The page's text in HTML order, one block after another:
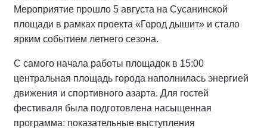
Мероприятие прошло 5 августа на Сусанинской
площади в рамках проекта «Город дышит» и стало
ярким событием летнего сезона.
С самого начала работы площадок в 15:00
центральная площадь города наполнилась энергией
движения и спортивного азарта. Для гостей
фестиваля была подготовлена насыщенная
программа: показательные выступления